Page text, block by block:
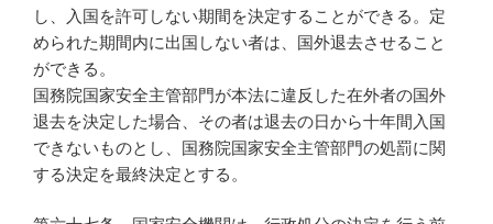
し、入国を許可しない期間を決定することができる。定
められた期間内に出国しない者は、国外退去させること
ができる。
国務院国家安全主管部門が本法に違反した在外者の国外
退去を決定した場合、その者は退去の日から十年間入国
できないものとし、国務院国家安全主管部門の処罰に関
する決定を最終決定とする。